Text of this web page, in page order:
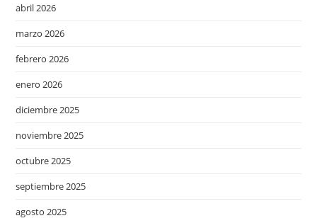
abril 2026
marzo 2026
febrero 2026
enero 2026
diciembre 2025
noviembre 2025
octubre 2025
septiembre 2025
agosto 2025